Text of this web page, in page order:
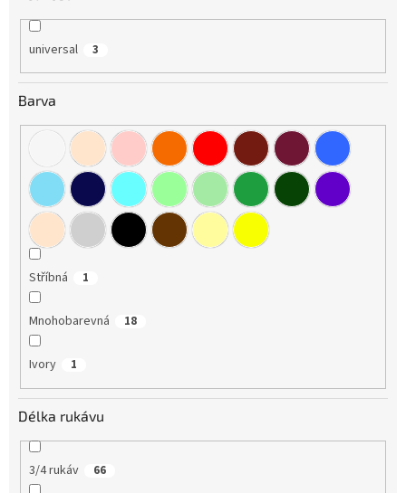
universal 3
Barva
Stříbná 1
Mnohobarevná 18
Ivory 1
Délka rukávu
3/4 rukáv 66